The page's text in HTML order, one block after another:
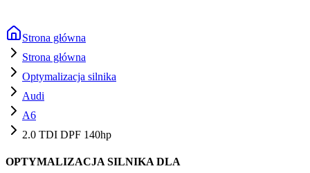
Strona główna
Strona główna
Optymalizacja silnika
Audi
A6
2.0 TDI DPF 140hp
OPTYMALIZACJA SILNIKA DLA